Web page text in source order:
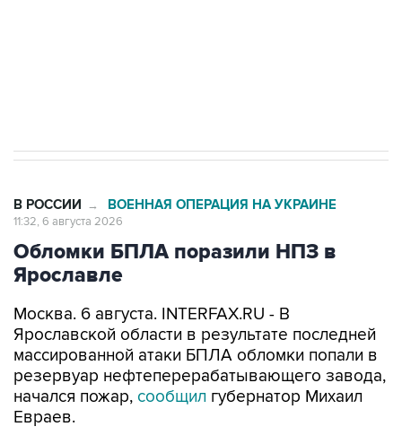
В РОССИИ → ВОЕННАЯ ОПЕРАЦИЯ НА УКРАИНЕ
11:32, 6 августа 2026
Обломки БПЛА поразили НПЗ в
Ярославле
Москва. 6 августа. INTERFAX.RU - В
Ярославской области в результате последней
массированной атаки БПЛА обломки попали в
резервуар нефтеперерабатывающего завода,
начался пожар, сообщил губернатор Михаил
Евраев.